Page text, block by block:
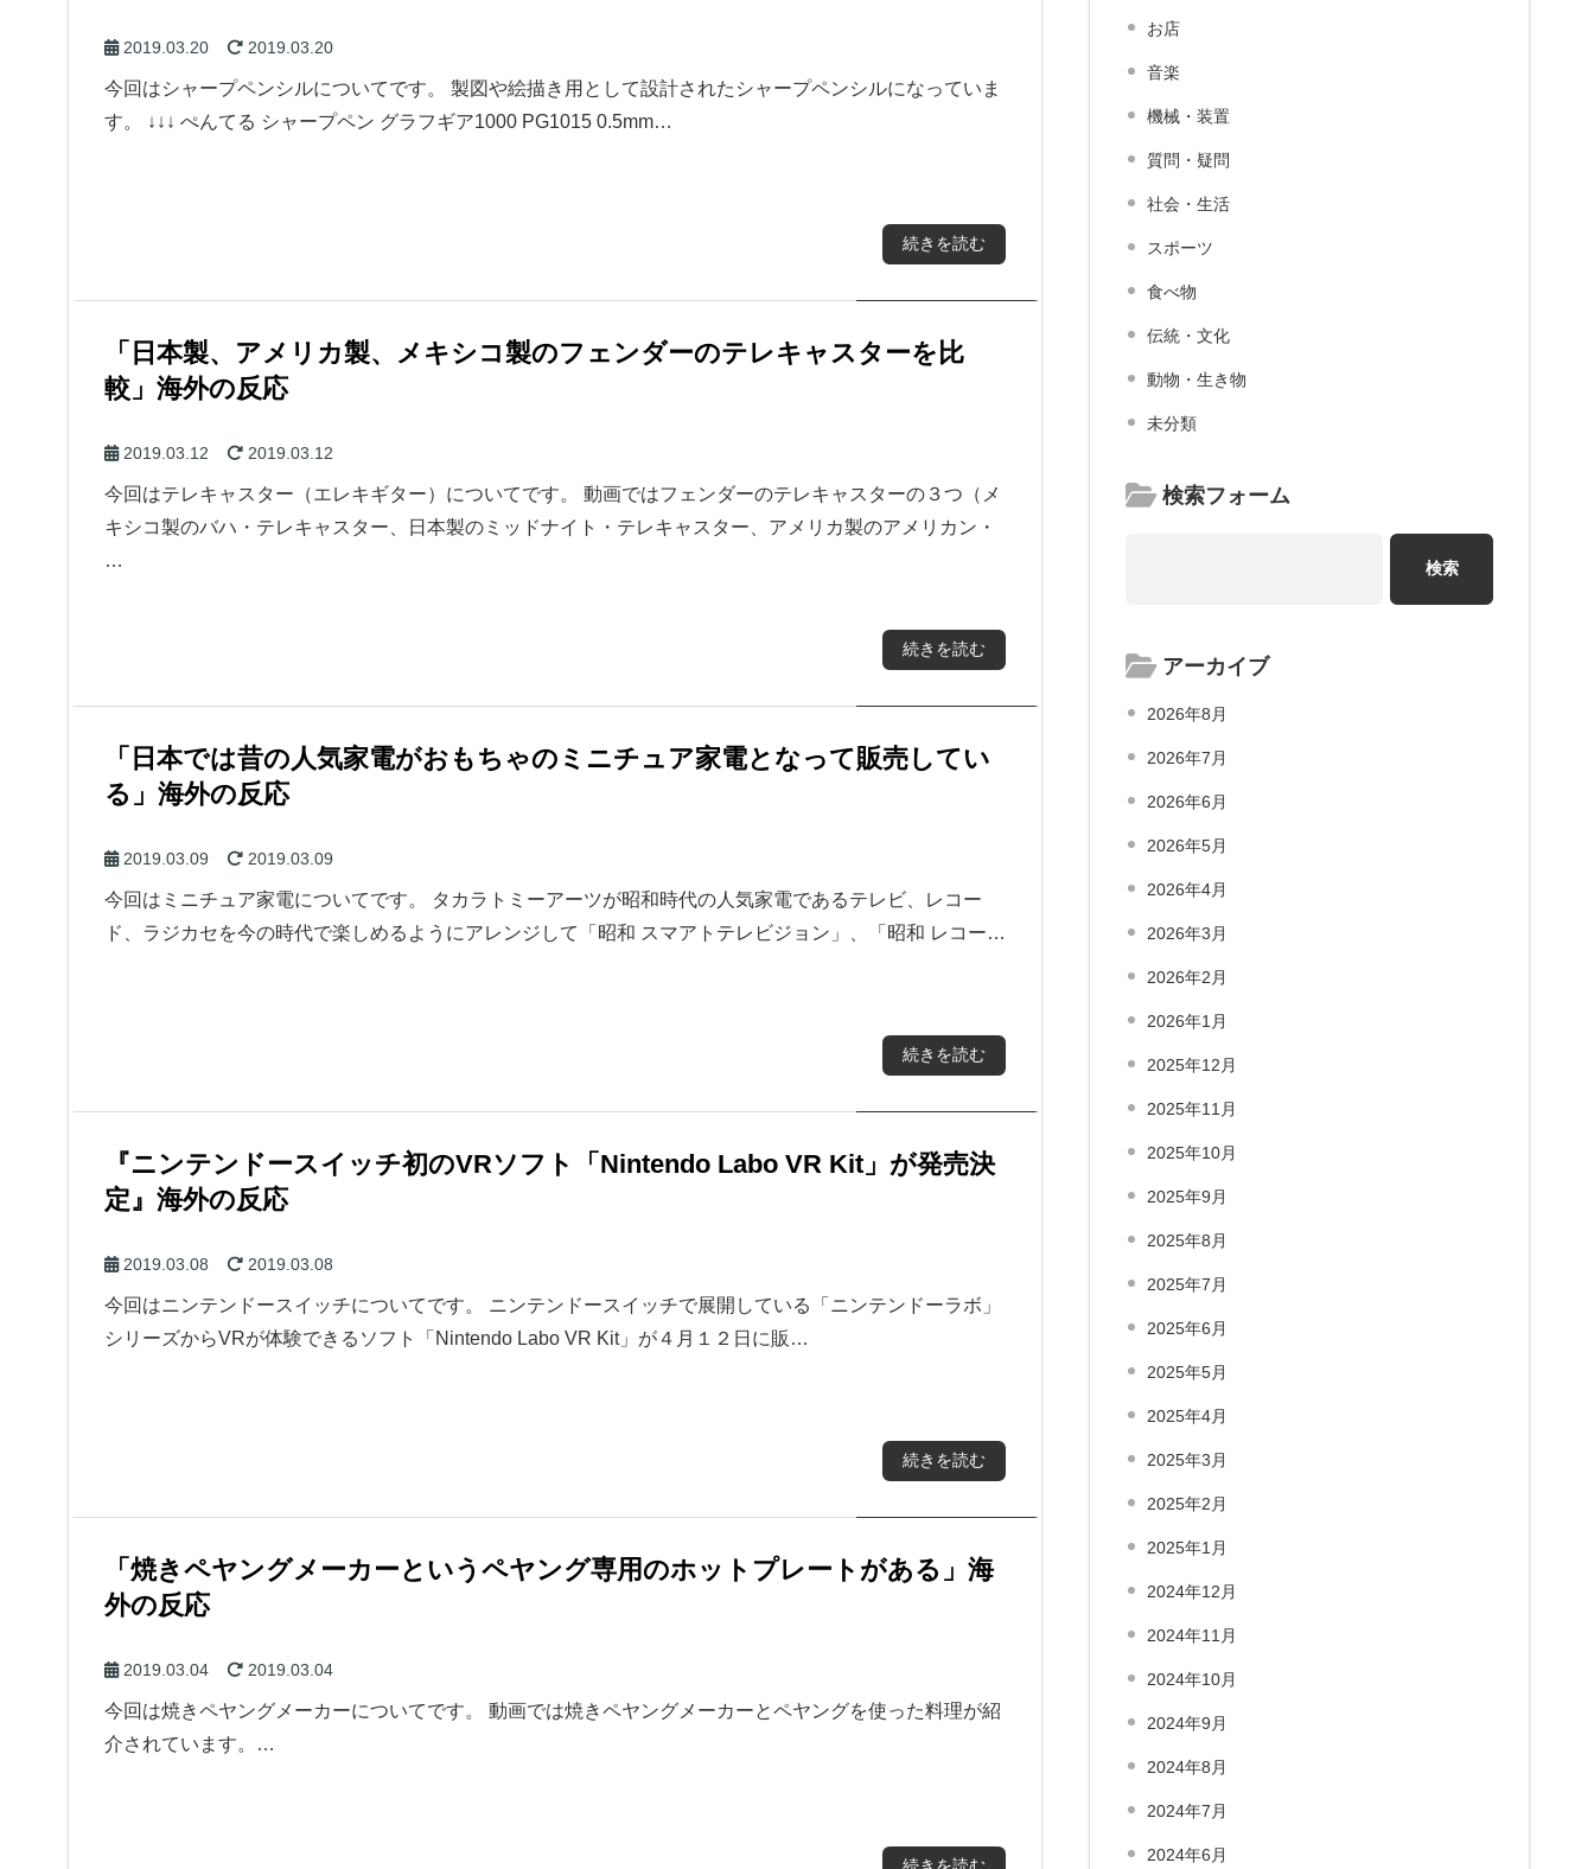
2019.03.20 2019.03.20
今回はシャープペンシルについてです。 製図や絵描き用として設計されたシャープペンシルになっていま
す。 ↓↓↓ ぺんてる シャープペン グラフギア1000 PG1015 0.5mm…
続きを読む
「日本製、アメリカ製、メキシコ製のフェンダーのテレキャスターを比
較」海外の反応
2019.03.12 2019.03.12
今回はテレキャスター（エレキギター）についてです。 動画ではフェンダーのテレキャスターの３つ（メ
キシコ製のバハ・テレキャスター、日本製のミッドナイト・テレキャスター、アメリカ製のアメリカン・
…
続きを読む
「日本では昔の人気家電がおもちゃのミニチュア家電となって販売してい
る」海外の反応
2019.03.09 2019.03.09
今回はミニチュア家電についてです。 タカラトミーアーツが昭和時代の人気家電であるテレビ、レコー
ド、ラジカセを今の時代で楽しめるようにアレンジして「昭和 スマアトテレビジョン」、「昭和 レコー…
続きを読む
『ニンテンドースイッチ初のVRソフト「Nintendo Labo VR Kit」が発売決
定』海外の反応
2019.03.08 2019.03.08
今回はニンテンドースイッチについてです。 ニンテンドースイッチで展開している「ニンテンドーラボ」
シリーズからVRが体験できるソフト「Nintendo Labo VR Kit」が４月１２日に販…
続きを読む
「焼きペヤングメーカーというペヤング専用のホットプレートがある」海
外の反応
2019.03.04 2019.03.04
今回は焼きペヤングメーカーについてです。 動画では焼きペヤングメーカーとペヤングを使った料理が紹
介されています。…
お店
音楽
機械・装置
質問・疑問
社会・生活
スポーツ
食べ物
伝統・文化
動物・生き物
未分類
検索フォーム
アーカイブ
2026年8月
2026年7月
2026年6月
2026年5月
2026年4月
2026年3月
2026年2月
2026年1月
2025年12月
2025年11月
2025年10月
2025年9月
2025年8月
2025年7月
2025年6月
2025年5月
2025年4月
2025年3月
2025年2月
2025年1月
2024年12月
2024年11月
2024年10月
2024年9月
2024年8月
2024年7月
2024年6月